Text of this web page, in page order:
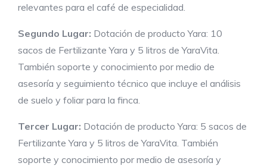
relevantes para el café de especialidad.
Segundo Lugar: Dotación de producto Yara: 10
sacos de Fertilizante Yara y 5 litros de YaraVita.
También soporte y conocimiento por medio de
asesoría y seguimiento técnico que incluye el análisis
de suelo y foliar para la finca.
Tercer Lugar: Dotación de producto Yara: 5 sacos de
Fertilizante Yara y 5 litros de YaraVita. También
soporte y conocimiento por medio de asesoría y